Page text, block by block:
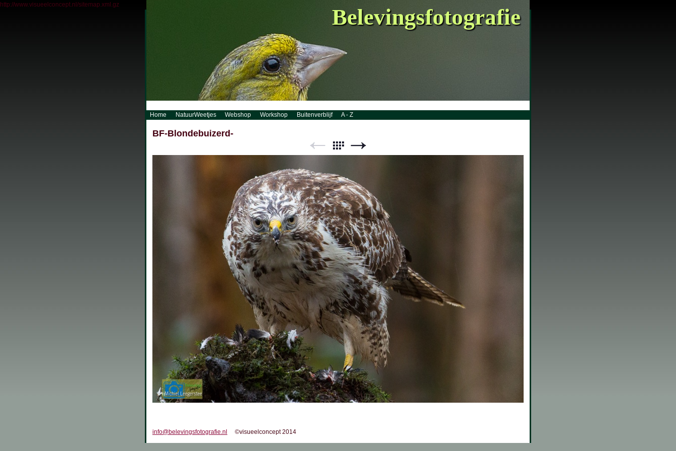
http://www.visueelconcept.nl/sitemap.xml.gz Belevingsfotografie
Home NatuurWeetjes Webshop Workshop Buitenverblijf A - Z
BF-Blondebuizerd-
info@belevingsfotografie.nl ©visueelconcept 2014